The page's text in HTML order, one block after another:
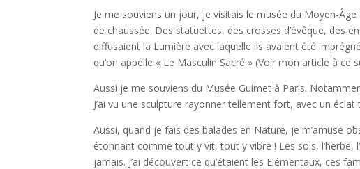
Je me souviens un jour, je visitais le musée du Moyen-
de chaussée. Des statuettes, des crosses d’évêque,
diffusaient la Lumière avec laquelle ils avaient été
qu’on appelle « Le Masculin Sacré » (Voir mon article à ce
Aussi je me souviens du Musée Guimet à Paris.
J’ai vu une sculpture rayonner tellement fort, avec un
Aussi, quand je fais des balades en Nature, je m’amuse
étonnant comme tout y vit, tout y vibre ! Les sols, l’herbe,
jamais. J’ai découvert ce qu’étaient les Elémentaux, ces